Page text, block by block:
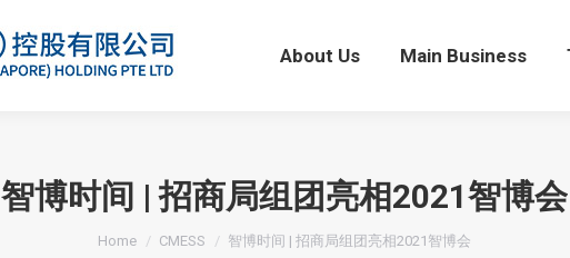
About Us Main Business
智博时间 | 招商局组团亮相2021智博会
You are here:
Home CMESS 智博时间 | 招商局组团亮相2021智博会